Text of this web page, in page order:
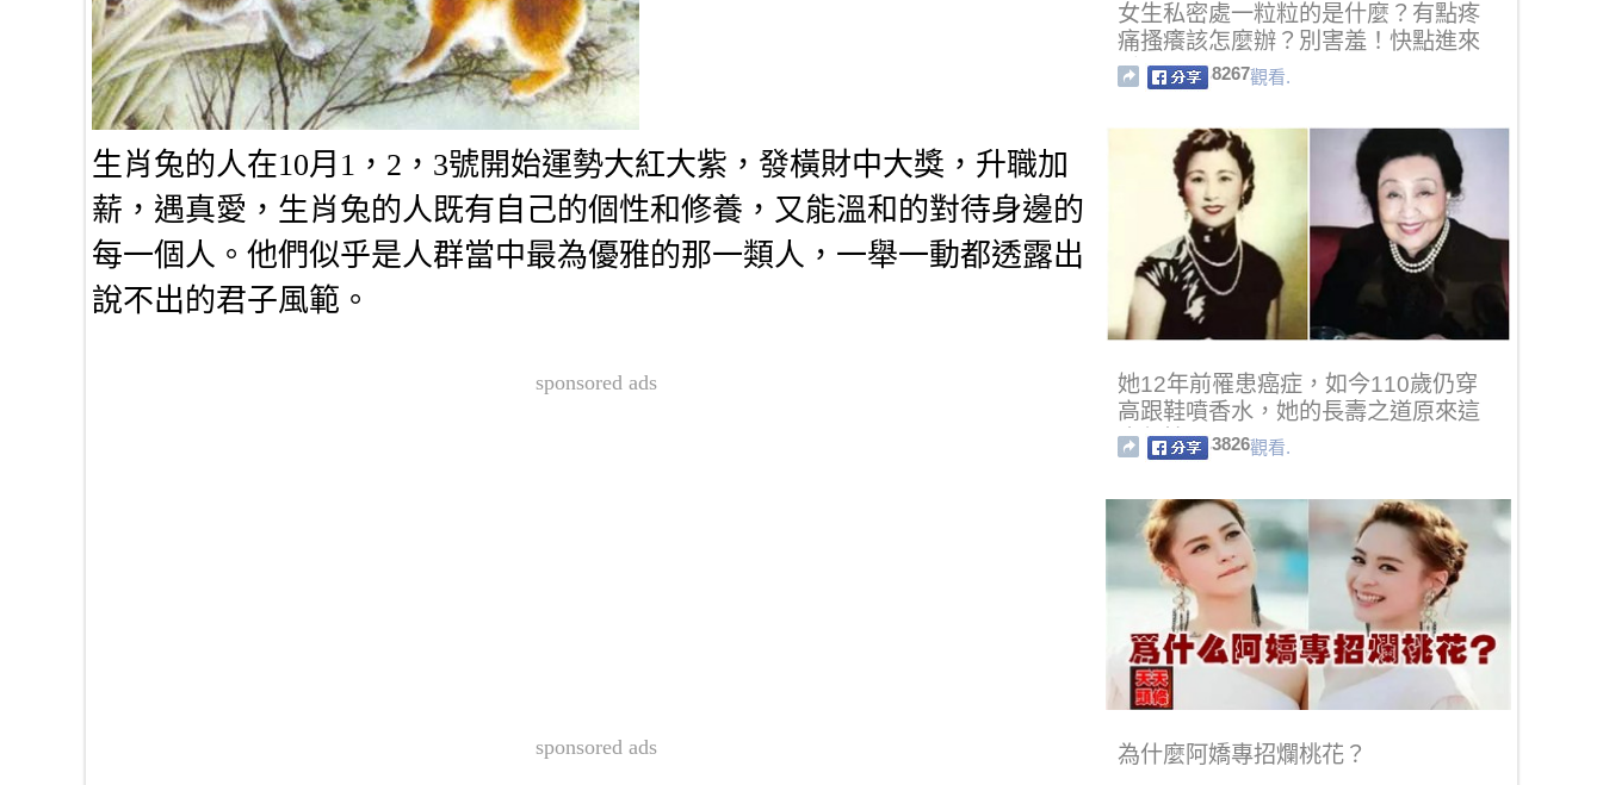
生肖兔的人在10月1，2，3號開始運勢大紅大紫，發橫財中大獎，升職加
薪，遇真愛，生肖兔的人既有自己的個性和修養，又能溫和的對待身邊的
每一個人。他們似乎是人群當中最為優雅的那一類人，一舉一動都透露出
說不出的君子風範。
sponsored ads
sponsored ads
女生私密處一粒粒的是什麼？有點疼
痛搔癢該怎麼辦？別害羞！快點進來
看！
8267觀看.
她12年前罹患癌症，如今110歲仍穿
高跟鞋噴香水，她的長壽之道原來這
麼任性！3826觀看.
為什麼阿嬌專招爛桃花？